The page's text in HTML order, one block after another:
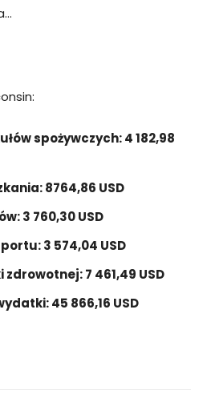
spożywczych: 4 182,98
8764,86 USD
3 760,30 USD
3 574,04 USD
7 461,49 USD
45 866,16 USD